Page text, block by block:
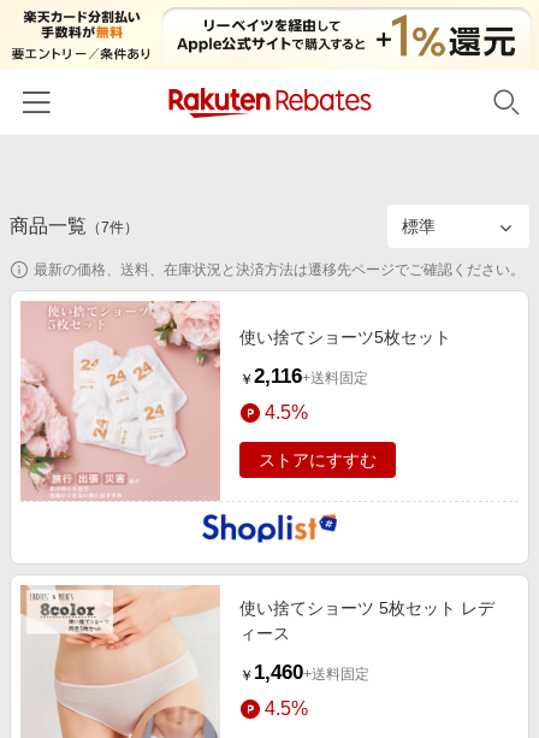
カテゴリー一覧
百貨店・総合ECモール
ファッション・インナー・小物
食品・スイーツ・お酒
日用品・キッチン用品
コスメ・健康・医薬品
キッズ・ベビー用品
家電・PC・スマホ・カメラ
スポーツ・アウトドア・ゴルフ
インテリア・寝具
ペット・花・DIY・車
旅行・レジャー・ホテル予約
イベント一覧
リーベイツ注目ストア
初回購入者限定特典
対象ストア新規限定特典
新着ストアのご紹介
電子書籍特集
楽天サービス特集
旅行特集
わくわく夏特集
とことん買い物チャレンジ
Apple公式サイト×楽天カード分割払い
ヘルプ
友達紹介
楽天IDでログイン/会員登録
商品一覧 （7件）
最新の価格、送料、在庫状況と決済方法は遷移先ページでご確認ください。
使い捨てショーツ5枚セット
￥ 2,116+送料固定
4.5%
ストアにすすむ
使い捨てショーツ 5枚セット レデ
ィース
￥ 1,460+送料固定
4.5%